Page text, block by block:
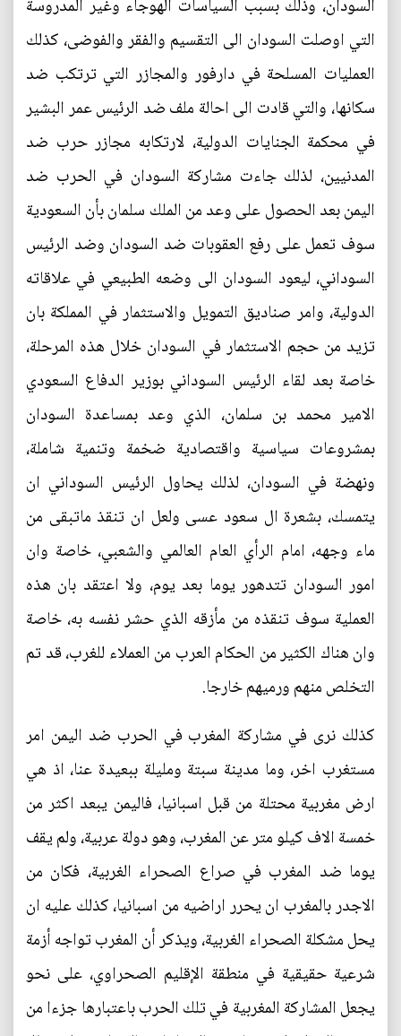
السودان، وذلك بسبب السياسات الهوجاء وغير المدروسة
التي اوصلت السودان الى التقسيم والفقر والفوضى، كذلك
العمليات المسلحة في دارفور والمجازر التي ترتكب ضد
سكانها، والتي قادت الى احالة ملف ضد الرئيس عمر البشير
في محكمة الجنايات الدولية، لارتكابه مجازر حرب ضد
المدنيين، لذلك جاءت مشاركة السودان في الحرب ضد
اليمن بعد الحصول على وعد من الملك سلمان بأن السعودية
سوف تعمل على رفع العقوبات ضد السودان وضد الرئيس
السوداني، ليعود السودان الى وضعه الطبيعي في علاقاته
الدولية، وامر صناديق التمويل والاستثمار في المملكة بان
تزيد من حجم الاستثمار في السودان خلال هذه المرحلة،
خاصة بعد لقاء الرئيس السوداني بوزير الدفاع السعودي
الامير محمد بن سلمان، الذي وعد بمساعدة السودان
بمشروعات سياسية واقتصادية ضخمة وتنمية شاملة،
ونهضة في السودان، لذلك يحاول الرئيس السوداني ان
يتمسك، بشعرة ال سعود عسى ولعل ان تنقذ ماتبقى من
ماء وجهه، امام الرأي العام العالمي والشعبي، خاصة وان
امور السودان تتدهور يوما بعد يوم، ولا اعتقد بان هذه
العملية سوف تنقذه من مأزقه الذي حشر نفسه به، خاصة
وان هناك الكثير من الحكام العرب من العملاء للغرب، قد تم
التخلص منهم ورميهم خارجا.
كذلك نرى في مشاركة المغرب في الحرب ضد اليمن امر
مستغرب اخر، وما مدينة سبتة ومليلة ببعيدة عنا، اذ هي
ارض مغربية محتلة من قبل اسبانيا، فاليمن يبعد اكثر من
خمسة الاف كيلو متر عن المغرب، وهو دولة عربية، ولم يقف
يوما ضد المغرب في صراع الصحراء الغربية، فكان من
الاجدر بالمغرب ان يحرر اراضيه من اسبانيا، كذلك عليه ان
يحل مشكلة الصحراء الغربية، ويذكر أن المغرب تواجه أزمة
شرعية حقيقية في منطقة الإقليم الصحراوي، على نحو
يجعل المشاركة المغربية في تلك الحرب باعتبارها جزءا من